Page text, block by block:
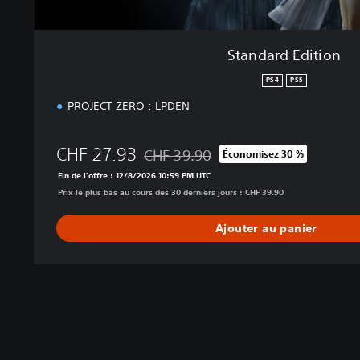
Standard Edition
PS4 PS5
PROJECT ZERO : LPDEN
CHF 27.93 Remise par rapport au prix d'origine de
CHF 39.90 Économisez 30 %
Fin de l'offre : 12/8/2026 10:59 PM UTC
Prix le plus bas au cours des 30 derniers jours : CHF 39.90
Ajouter au panier